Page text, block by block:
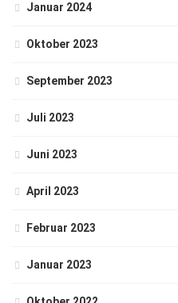
Januar 2024
Oktober 2023
September 2023
Juli 2023
Juni 2023
April 2023
Februar 2023
Januar 2023